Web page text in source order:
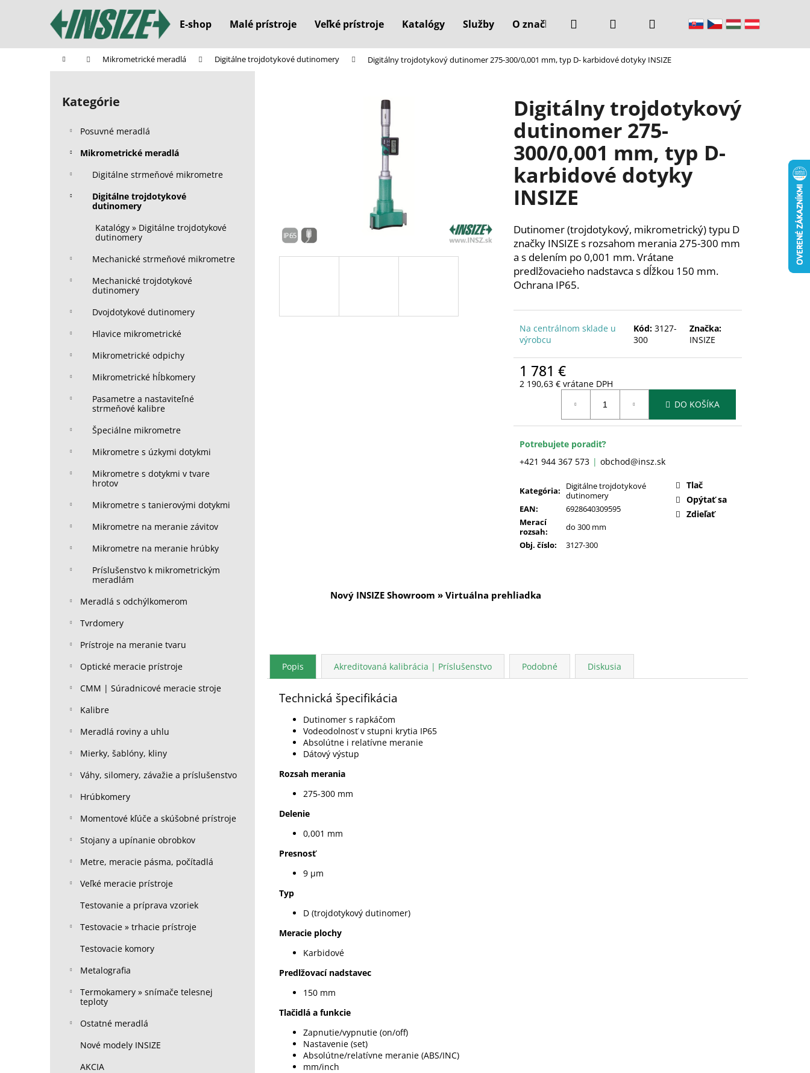
E-shop Malé prístroje Veľké prístroje Katalógy Služby O značke Kontakty
Hľadať PrihlásenieNákupný
Domov Mikrometrické meradlá Digitálne trojdotykové dutinomery Digitálny trojdotykový dutinomer 275-300/0,001 mm, typ D- karbidové dotyky INSIZE
B
Preskočiť
kategórie
Kategórie
Posuvné meradlá
Mikrometrické meradlá
Digitálne strmeňové mikrometre
Digitálne trojdotykové
dutinomery
Katalógy » Digitálne trojdotykové
dutinomery
Mechanické strmeňové mikrometre
Mechanické trojdotykové
dutinomery
Dvojdotykové dutinomery
Hlavice mikrometrické
Mikrometrické odpichy
Mikrometrické hĺbkomery
Pasametre a nastaviteľné
strmeňové kalibre
Špeciálne mikrometre
Mikrometre s úzkymi dotykmi
Mikrometre s dotykmi v tvare
hrotov
Mikrometre s tanierovými dotykmi
Mikrometre na meranie závitov
Mikrometre na meranie hrúbky
Príslušenstvo k mikrometrickým
meradlám
Meradlá s odchýlkomerom
Tvrdomery
Prístroje na meranie tvaru
Optické meracie prístroje
CMM | Súradnicové meracie stroje
Kalibre
Meradlá roviny a uhlu
Mierky, šablóny, kliny
Váhy, silomery, závažie a príslušenstvo
Hrúbkomery
Momentové kľúče a skúšobné prístroje
Stojany a upínanie obrobkov
Metre, meracie pásma, počítadlá
Veľké meracie prístroje
Testovanie a príprava vzoriek
Testovacie » trhacie prístroje
Testovacie komory
Metalografia
Termokamery » snímače telesnej
teploty
Ostatné meradlá
Nové modely INSIZE
AKCIA
Digitálny trojdotykový
dutinomer 275-
300/0,001 mm, typ D-
karbidové dotyky
INSIZE
Dutinomer (trojdotykový, mikrometrický)typu D
značky INSIZE s rozsahom merania 275-300 mm
a s delením po 0,001 mm. Vrátane
predlžovacieho nadstavca s dĺžkou 150 mm.
Ochrana IP65.
Na centrálnom sklade u
výrobcu
Kód: 3127-
300
Značka:
INSIZE
1 781 €
2 190,63 € vrátane DPH
DO KOŠÍKA
Potrebujete poradiť?
+421 944 367 573
obchod@insz.sk
Kategória:
Digitálne trojdotykové
dutinomery
EAN:
6928640309595
Merací
rozsah:
do 300 mm
Obj. číslo: 3127-300
Tlač
Opýtať sa
Zdieľať
Nový INSIZE Showroom » Virtuálna prehliadka
Popis Akreditovaná kalibrácia | Príslušenstvo Podobné Diskusia
Technická špecifikácia
Dutinomer s rapkáčom
Vodeodolnosť v stupni krytia IP65
Absolútne i relatívne meranie
Dátový výstup
Rozsah merania
275-300 mm
Delenie
0,001 mm
Presnosť
9 µm
Typ
D (trojdotykový dutinomer)
Meracie plochy
Karbidové
Predlžovací nadstavec
150 mm
Tlačidlá a funkcie
Zapnutie/vypnutie (on/off)
Nastavenie (set)
Absolútne/relatívne meranie (ABS/INC)
mm/inch
í
Späť
do
Späť
do
Čo potrebujete nájsť?
Odporúčame